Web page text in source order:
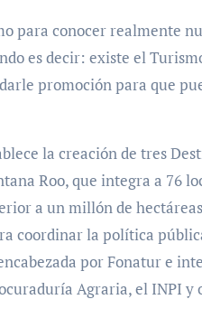
para conocer realmente
es decir: existe el
promoción para que
la creación de tres
Roo, que integra a 76
a un millón de
coordinar la política
por Fonatur e
Agraria, el INPI y